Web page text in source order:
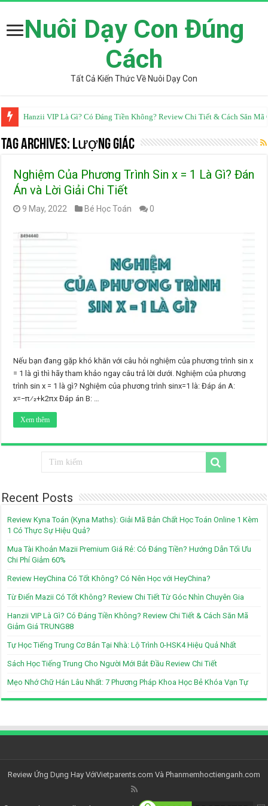
Nuôi Dạy Con Đúng
Cách
Tất Cả Kiến Thức Về Nuôi Dạy Con
Hanzii VIP Là Gì? Có Đáng Tiền Không? Review Chi Tiết & Cách Săn Mã
Tag Archives: Lượng Giác
Nghiệm Của Phương Trình Sin x = 1 Là Gì? Đán
Án và Lời Giải Chi Tiết
9 May, 2022 Bé Học Toán 0
Nếu bạn đang gặp khó khăn với câu hỏi nghiệm của phương trình sin x
= 1 là gì thì hãy tham khảo ngay câu trả lời dưới. Nghiệm của phương
trình sin x = 1 là gì? Nghiệm của phương trình sinx=1 là: Đáp án A:
x=−π⁄2+k2πx Đáp án B: …
Xem thêm
Recent Posts
Review Kyna Toán (Kyna Maths): Giải Mã Bản Chất Học Toán Online 1 Kèm
1 Có Thực Sự Hiệu Quả?
Mua Tài Khoản Mazii Premium Giá Rẻ: Có Đáng Tiền? Hướng Dẫn Tối Ưu
Chi Phí Giảm 60%
Review HeyChina Có Tốt Không? Có Nên Học với HeyChina?
Từ Điển Mazii Có Tốt Không? Review Chi Tiết Từ Góc Nhìn Chuyên Gia
Hanzii VIP Là Gì? Có Đáng Tiền Không? Review Chi Tiết & Cách Săn Mã
Giảm Giá TRUNG88
Tự Học Tiếng Trung Cơ Bản Tại Nhà: Lộ Trình 0-HSK4 Hiệu Quả Nhất
Sách Học Tiếng Trung Cho Người Mới Bắt Đầu Review Chi Tiết
Mẹo Nhớ Chữ Hán Lâu Nhất: 7 Phương Pháp Khoa Học Bẻ Khóa Vạn Tự
Review Ứng Dụng Hay VớiVietparents.com Và Phanmemhoctienganh.com